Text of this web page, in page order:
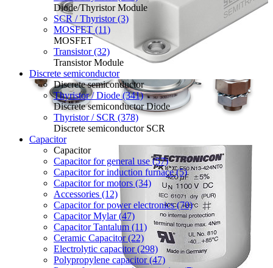
Diode/Thyristor Module
SCR / Thyristor (3)
MOSFET (11)
MOSFET
Transistor (32)
Transistor Module
Discrete semiconductor
Discrete semiconductor
Thyristor / Diode (341)
Discrete semiconductor Diode
Thyristor / SCR (378)
Discrete semiconductor SCR
Capacitor
Capacitor
Capacitor for general use (57)
Capacitor for induction furnace (5)
Capacitor for motors (34)
Accessories (12)
Capacitor for power electronics (70)
Capacitor Mylar (47)
Capacitor Tantalum (11)
Ceramic Capacitor (22)
Electrolytic capacitor (298)
Polypropylene capacitor (47)